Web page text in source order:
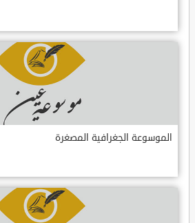
الموسوعة الجغرافية المصغرة